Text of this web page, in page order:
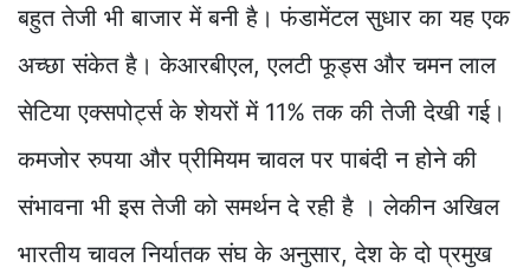
बहुत तेजी भी बाजार में बनी है। फंडामेंटल सुधार का यह एक
अच्छा संकेत है। केआरबीएल, एलटी फूड्स और चमन लाल
सेटिया एक्सपोर्ट्स के शेयरों में 11% तक की तेजी देखी गई।
कमजोर रुपया और प्रीमियम चावल पर पाबंदी न होने की
संभावना भी इस तेजी को समर्थन दे रही है । लेकीन अखिल
भारतीय चावल निर्यातक संघ के अनुसार, देश के दो प्रमुख